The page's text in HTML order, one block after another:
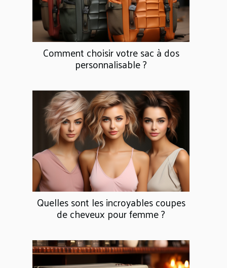
Comment choisir votre sac à dos
personnalisable ?
Quelles sont les incroyables coupes
de cheveux pour femme ?